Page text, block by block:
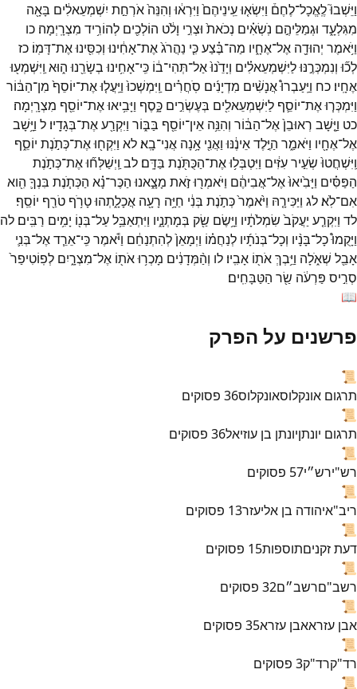
וַיֵּשְׁבוּ֮לֶֽאֱכָל־לֶחֶם֒ וַיִּשְׂא֤וּעֵֽינֵיהֶם֙ וַיִּרְא֔וּ וְהִנֵּה֙אֹרְחַ֣ת יִשְׁמְעֵאלִ֔ים בָּאָ֖ה
מִגִּלְעָ֑ד וּגְמַלֵּיהֶ֣ם נֹֽשְׂאִ֗ים נְכֹאת֙ וּצְרִ֣י וָלֹ֔ט הוֹלְכִ֖ים לְהוֹרִ֥יד מִצְרָֽיְמָה׃ כו
וַיֹּ֥אמֶר יְהוּדָ֖ה אֶל־אֶחָ֑יו מַה־בֶּ֗צַעכִּ֤י נַהֲרֹג֙אֶת־אָחִ֔ינוּ וְכִסִּ֖ינוּאֶת־דָּמֽוֹ׃ כז
לְכ֞וּ וְנִמְכְּרֶ֣נּוּלַיִּשְׁמְעֵאלִ֗ים וְיָדֵ֙נוּ֙אַל־תְּהִי־ב֔וֹ כִּֽי־אָחִ֥ינוּ בְשָׂרֵ֖נוּ ה֑וּא וַֽיִּשְׁמְע֖וּ
אֶחָֽיו׃ כח וַיַּֽעַבְרוּ֩אֲנָשִׁ֨ים מִדְיָנִ֜ים סֹֽחֲרִ֗ים וַֽיִּמְשְׁכוּ֙ וַיַּֽעֲל֤וּאֶת־יוֹסֵף֙ מִן־הַבּ֔וֹר
וַיִּמְכְּר֧וּאֶת־יוֹסֵ֛ף לַיִּשְׁמְעֵאלִ֖ים בְּעֶשְׂרִ֣ים כָּ֑סֶף וַיָּבִ֥יאוּאֶת־יוֹסֵ֖ף מִצְרָֽיְמָה׃
כט וַיָּ֤שָׁב רְאוּבֵן֙אֶל־הַבּ֔וֹר וְהִנֵּ֥ה אֵין־יוֹסֵ֖ף בַּבּ֑וֹר וַיִּקְרַ֖עאֶת־בְּגָדָֽיו׃ ל וַיָּ֥שָׁב
אֶל־אֶחָ֖יו וַיֹּאמַ֑ר הַיֶּ֣לֶדאֵינֶ֔נּוּ וַאֲנִ֖י אָ֥נָה אֲנִי־בָֽא׃לא וַיִּקְח֖וּאֶת־כְּתֹ֣נֶת יוֹסֵ֑ף
וַֽיִּשְׁחֲטוּ֙ שְׂעִ֣ירעִזִּ֔ים וַיִּטְבְּל֥וּאֶת־הַכֻּתֹּ֖נֶת בַּדָּֽם׃ לב וַֽיְשַׁלְּח֞וּאֶת־כְּתֹ֣נֶת
הַפַּסִּ֗ים וַיָּבִ֙יאוּ֙אֶל־אֲבִיהֶ֔ם וַיֹּאמְר֖וּזֹ֣את מָצָ֑אנוּ הַכֶּר־נָ֗א הַכְּתֹ֧נֶת בִּנְךָ֛ הִ֖וא
אִם־לֹֽא׃לג וַיַּכִּירָ֤הּ וַיֹּ֙אמֶר֙כְּתֹ֣נֶת בְּנִ֔י חַיָּ֥ה רָעָ֖ה אֲכָלָ֑תְהוּטָרֹ֥ף טֹרַ֖ף יוֹסֵֽף׃
לד וַיִּקְרַ֤ע יַעֲקֹב֙ שִׂמְלֹתָ֔יו וַיָּ֥שֶׂם שַׂ֖ק בְּמָתְנָ֑יו וַיִּתְאַבֵּ֥לעַל־בְּנ֖וֹ יָמִ֥ים רַבִּֽים׃ לה
וַיָּקֻמוּ֩כָל־בָּנָ֨יו וְכָל־בְּנֹתָ֜יו לְנַחֲמ֗וֹ וַיְמָאֵן֙לְהִתְנַחֵ֔ם וַיֹּ֕אמֶרכִּֽי־אֵרֵ֧דאֶל־בְּנִ֛י
אָבֵ֖ל שְׁאֹ֑לָה וַיֵּ֥בְךְּאֹת֖וֹ אָבִֽיו׃ לו וְהַ֨מְּדָנִ֔ים מָכְר֥וּאֹת֖וֹ אֶל־מִצְרָ֑יִם לְפֽוֹטִיפַר֙
סְרִ֣יס פַּרְעֹ֔ה שַׂ֖ר הַטַּבָּחִֽים׃
📖
פרשנים על הפרק
📜
תרגום אונקלוסאונקלוס36 פסוקים
📜
תרגום יונתןיונתן בן עוזיאל36 פסוקים
📜
רש"ירש״י57 פסוקים
📜
ריב"איהודה בן אליעזר13 פסוקים
📜
דעת זקניםתוספות15 פסוקים
📜
רשב"םרשב״ם32 פסוקים
📜
אבן עזראאבן עזרא35 פסוקים
📜
רד"קרד"ק3 פסוקים
📜